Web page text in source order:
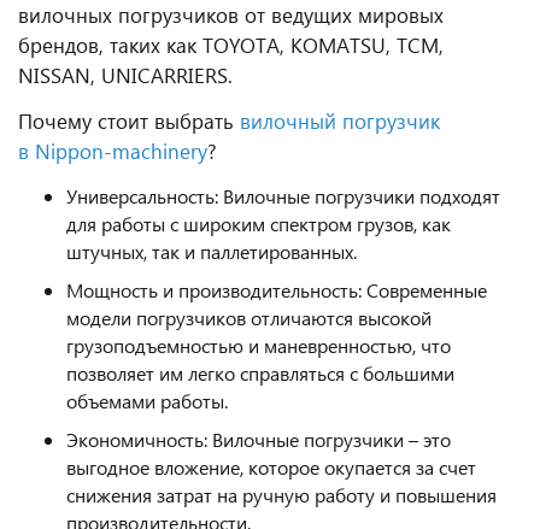
вилочных погрузчиков от ведущих мировых
брендов, таких как TOYOTA, KOMATSU, TCM,
NISSAN, UNICARRIERS.
Почему стоит выбрать вилочный погрузчик
в Nippon-machinery?
Универсальность: Вилочные погрузчики подходят
для работы с широким спектром грузов, как
штучных, так и паллетированных.
Мощность и производительность: Современные
модели погрузчиков отличаются высокой
грузоподъемностью и маневренностью, что
позволяет им легко справляться с большими
объемами работы.
Экономичность: Вилочные погрузчики – это
выгодное вложение, которое окупается за счет
снижения затрат на ручную работу и повышения
производительности.